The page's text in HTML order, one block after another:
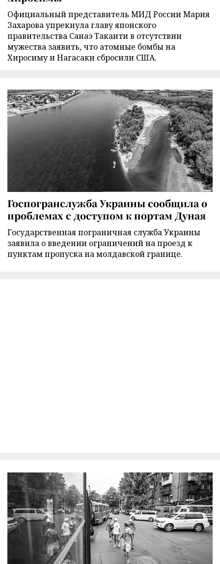
Официальный представитель МИД России Мария
Захарова упрекнула главу японского
правительства Санаэ Такаити в отсутствии
мужества заявить, что атомные бомбы на
Хиросиму и Нагасаки сбросили США.
Госпогранслужба Украины сообщила о
проблемах с доступом к портам Дуная
Государственная пограничная служба Украины
заявила о введении ограничений на проезд к
пунктам пропуска на молдавской границе.